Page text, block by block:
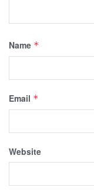
Name *
Email *
Website